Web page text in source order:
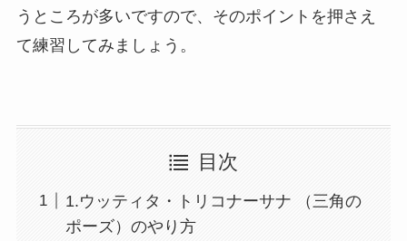
うところが多いですので、そのポイントを押さえ
て練習してみましょう。
目次
1.ウッティタ・トリコナーサナ （三角の
ポーズ）のやり方